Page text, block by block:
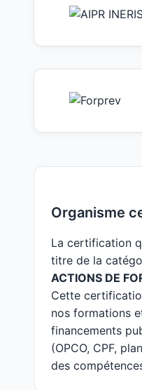
Organisme
La certification
titre de la
ACTIONS DE
Cette
nos formations
financements
(OPCO, CPF,
des